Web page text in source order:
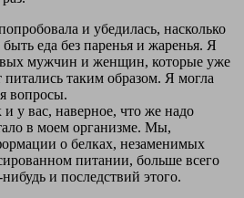
и убедилась, насколько
еда без паренья и жаренья. Я
мужчин и женщин, которые уже
питались таким образом. Я могла
вопросы.
у вас, наверное, что же надо
в моем организме. Мы,
о белках, незаменимых
питании, больше всего
и последствий этого.